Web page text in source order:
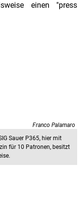
einen "press
Franco Palamaro
Sauer P365, hier mit
für 10 Patronen, besitzt